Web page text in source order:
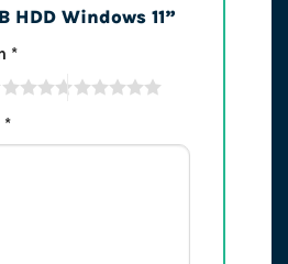
HDD Windows 11”
*
*